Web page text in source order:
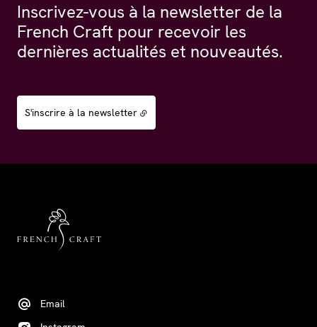
Inscrivez-vous à la newsletter de la
French Craft pour recevoir les
dernières actualités et nouveautés.
S'inscrire à la newsletter
Email